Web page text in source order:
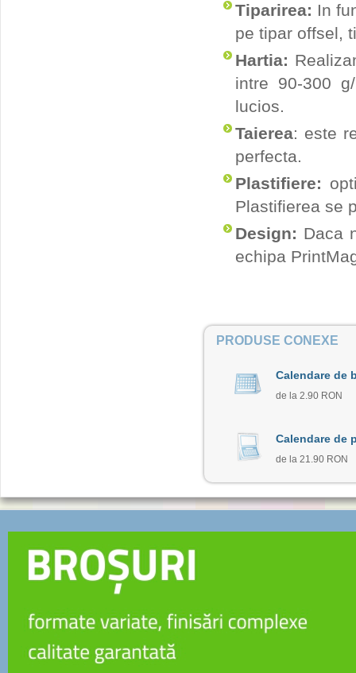
Tiparirea: In
pe tipar offsel,
Hartia:
intre 90-300
lucios.
Taierea: este
perfecta.
Plastifiere:
Plastifierea se
Design: Daca
echipa
PRODUSE CONEXE
Calendare de
de la 2.90 RON
Calendare de
de la 21.90 RON